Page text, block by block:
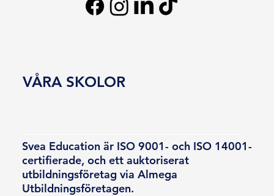
Svea Education är ISO 9001- och ISO 14001-
certifierade, och ett auktoriserat
utbildningsföretag via Almega
Utbildningsföretagen.
VÅRA SKOLOR